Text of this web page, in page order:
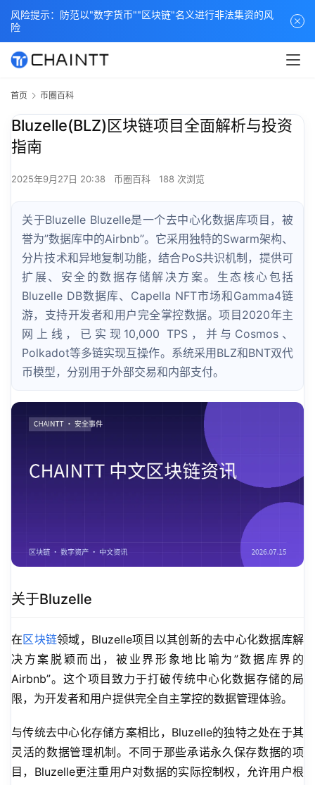
首页 币圈百科
Bluzelle(BLZ)区块链项目全面解析与投资
指南
2025年9月27日 20:38 币圈百科 188 次浏览
关于Bluzelle Bluzelle是一个去中心化数据库项目，被
誉为”数据库中的Airbnb”。它采用独特的Swarm架构、
分片技术和异地复制功能，结合PoS共识机制，提供可
扩展、安全的数据存储解决方案。生态核心包括
Bluzelle DB数据库、Capella NFT市场和Gamma4链
游，支持开发者和用户完全掌控数据。项目2020年主
网上线，已实现10,000 TPS，并与Cosmos、
Polkadot等多链实现互操作。系统采用BLZ和BNT双代
币模型，分别用于外部交易和内部支付。
关于Bluzelle
在区块链领域，Bluzelle项目以其创新的去中心化数据库解
决方案脱颖而出，被业界形象地比喻为”数据库界的
Airbnb”。这个项目致力于打破传统中心化数据存储的局
限，为开发者和用户提供完全自主掌控的数据管理体验。
与传统去中心化存储方案相比，Bluzelle的独特之处在于其
灵活的数据管理机制。不同于那些承诺永久保存数据的项
目，Bluzelle更注重用户对数据的实际控制权，允许用户根
风险提示：防范以"数字货币""区块链"名义进行非法集资的风
险